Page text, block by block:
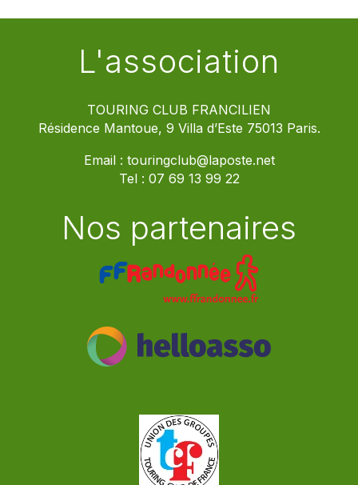
L'association
TOURING CLUB FRANCILIEN
Résidence Mantoue, 9 Villa d’Este 75013 Paris.
Email : touringclub@laposte.net
Tel : 07 69 13 99 22
Nos partenaires